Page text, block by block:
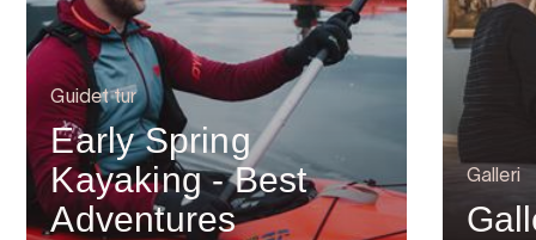
Guidet tur
Early Spring
Kayaking - Best
Adventures
Galleri